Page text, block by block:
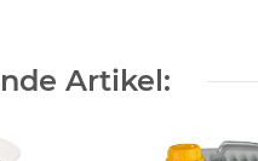
Artikel: